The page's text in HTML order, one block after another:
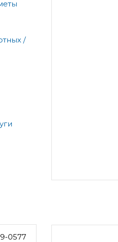
/
0577